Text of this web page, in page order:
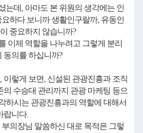
는데, 아마도 본 위원의 생각에는 인
하다 보니까 생활인구랄까, 유동인
중요하지 않습니까?
이제 역할을 나누려고 그렇게 분리
동의를 하십니까?
이렇게 보면, 신설된 관광진흥과 조직
의 수승대 관리까지 관광 마케팅 등으
하시는 관광진흥과의 역할에 대해서
랍니다.
의장님 말씀하신 대로 목적은 그렇